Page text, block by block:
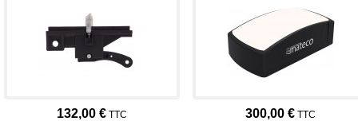
132,00 € TTC 300,00 € TTC